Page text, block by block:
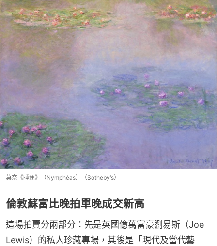
莫奈《睡蓮》（Nymphéas）（Sotheby‘s）
倫敦蘇富比晚拍單晚成交新高
這場拍賣分兩部分：先是英國億萬富豪劉易斯（Joe
Lewis）的私人珍藏專場，其後是「現代及當代藝